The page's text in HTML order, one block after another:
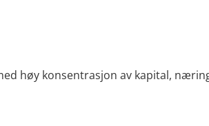
høy konsentrasjon av kapital,